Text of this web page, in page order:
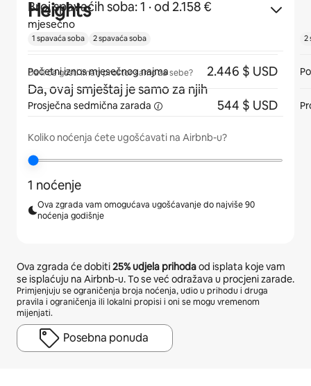
Broj spavaćih soba: 1 · od 2.158 €
mjesečno
Da li će gosti imati prostor samo za sebe?
Da, ovaj smještaj je samo za njih
Koliko noćenja ćete ugošćavati na Airbnb-u?
1 noćenje
Ova zgrada vam omogućava ugošćavanje do najviše 90
noćenja godišnje
Ova zgrada će dobiti25%udjela prihodaod isplata koje vam
se isplaćuju na Airbnb-u. To se već odražava u procjeni zarade.
Primjenjuju se ograničenja broja noćenja, udio u prihodu i druga
pravila i ograničenja ili lokalni propisi i oni se mogu vremenom
mijenjati.
Posebna ponuda
Heights
1 spavaća soba 2 spavaća soba
Početni iznos mjesečnog najma 2.446 $ USD
Prosječna sedmična zarada 544 $ USD
2